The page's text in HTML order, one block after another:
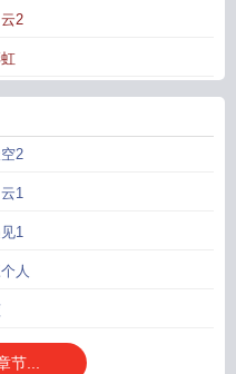
蓝的唯美句子
衣服配什么颜色裤子
2
2
1
1
人
节...